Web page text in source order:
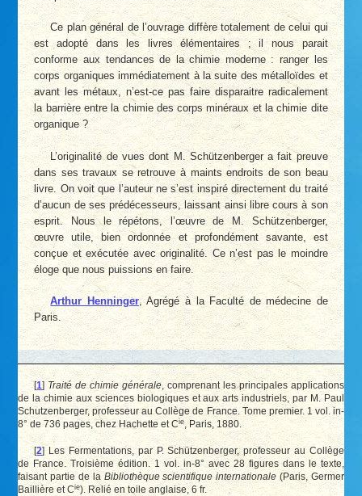
Ce plan général de l’ouvrage diffère totalement de celui qui
est adopté dans les livres élémentaires ; il nous parait
conforme aux tendances de la chimie moderne : ranger les
corps organiques immédiatement à la suite des métalloïdes et
avant les métaux, n’est-ce pas faire disparaitre radicalement
la barrière entre la chimie des corps minéraux et la chimie dite
organique ?
L’originalité de vues dont M. Schützenberger a fait preuve
dans ses travaux se retrouve à maints endroits de son beau
livre. On voit que l’auteur ne s’est inspiré directement du traité
d’aucun de ses prédécesseurs, laissant ainsi libre cours à son
esprit. Nous le répétons, l’œuvre de M. Schützenberger,
œuvre utile, bien ordonnée et profondément savante, est
conçue et exécutée avec originalité. Ce n’est pas le moindre
éloge que nous puissions en faire.
Arthur Henninger, Agrégé à la Faculté de médecine de
Paris.
[1] Traité de chimie générale , comprenant les principales applications
de la chimie aux sciences biologiques et aux arts industriels, par M. Paul
Schutzenberger, professeur au Collège de France. Tome premier. 1 vol. in-
8° de 736 pages, chez Hachette et Cie, Paris, 1880.
[2]
Les Fermentations, par P. Schützenberger, professeur au Collège
de France. Troisième édition. 1 vol. in-8° avec 28 figures dans le texte,
faisant partie de la Bibliothèque scientifique internationale(Paris, Germer
Baillière et Cie). Relié en toile anglaise, 6 fr.